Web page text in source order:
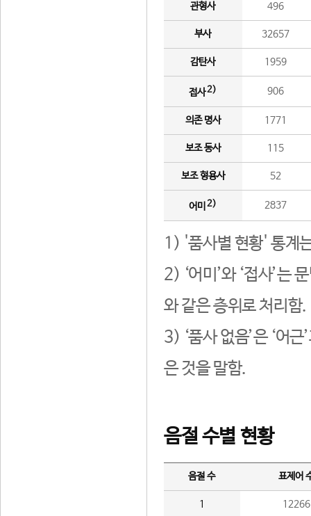
관형사 496
부사 32657
감탄사 1959
접사2) 906
의존 명사 1771
보조 동사 115
보조 형용사 52
어미 2) 2837
1) '품사별 현황' 통계
2) ‘어미’와 ‘접사’는
와 같은 층위로 처리함.
3) ‘품사 없음’은 ‘어
은 것을 말함.
음절 수별 현황
음절 수 표제어
1 12266